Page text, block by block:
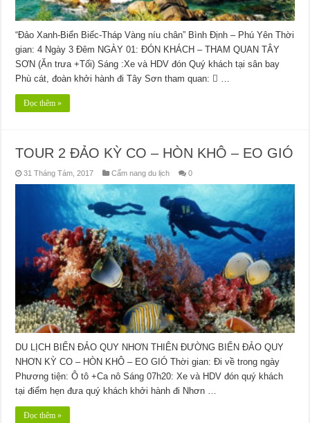
“Đảo Xanh-Biển Biếc-Tháp Vàng níu chân” Bình Định – Phú Yên Thời
gian: 4 Ngày 3 Đêm NGÀY 01: ĐÓN KHÁCH – THAM QUAN TÂY
SƠN (Ăn trưa +Tối) Sáng :Xe và HDV đón Quý khách tại sân bay
Phù cát, đoàn khởi hành đi Tây Sơn tham quan:  …
Đọc thêm »
TOUR 2 ĐẢO KỲ CO – HÒN KHÔ – EO GIÓ
31 Tháng Tám, 2017 Cẩm nang du lịch 0
DU LỊCH BIỂN ĐẢO QUY NHƠN THIÊN ĐƯỜNG BIỂN ĐẢO QUY
NHƠN KỲ CO – HÒN KHÔ – EO GIÓ Thời gian: Đi về trong ngày
Phương tiện: Ô tô +Ca nô Sáng 07h20: Xe và HDV đón quý khách
tại điểm hẹn đưa quý khách khởi hành đi Nhơn …
Đọc thêm »